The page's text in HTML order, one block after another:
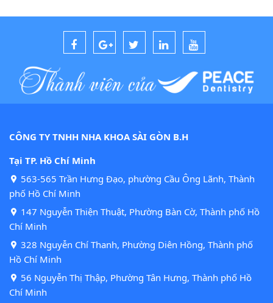
CÔNG TY TNHH NHA KHOA SÀI GÒN B.H
Tại TP. Hồ Chí Minh
563-565 Trần Hưng Đạo, phường Cầu Ông Lãnh, Thành
phố Hồ Chí Minh
147 Nguyễn Thiện Thuật, Phường Bàn Cờ, Thành phố Hồ
Chí Minh
328 Nguyễn Chí Thanh, Phường Diên Hồng, Thành phố
Hồ Chí Minh
56 Nguyễn Thị Thập, Phường Tân Hưng, Thành phố Hồ
Chí Minh